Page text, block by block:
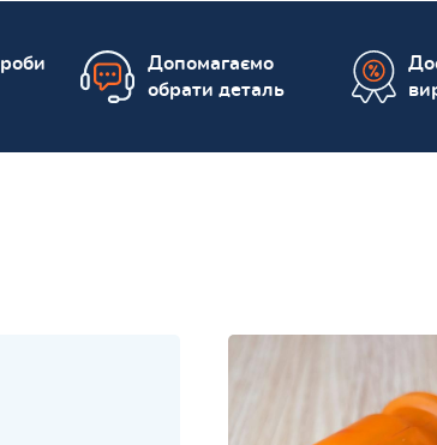
Допомагаємо
обрати деталь